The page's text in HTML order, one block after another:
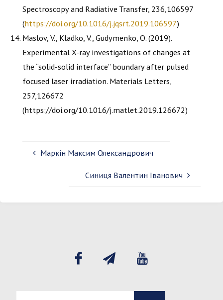
Spectroscopy and Radiative Transfer, 236,106597
(https://doi.org/10.1016/j.jqsrt.2019.106597)
Maslov, V., Kladko, V., Gudymenko, O. (2019).
Experimental X-ray investigations of changes at
the “solid-solid interface” boundary after pulsed
focused laser irradiation. Materials Letters,
257,126672
(https://doi.org/10.1016/j.matlet.2019.126672)
Маркін Максим Олександрович
Синиця Валентин Іванович